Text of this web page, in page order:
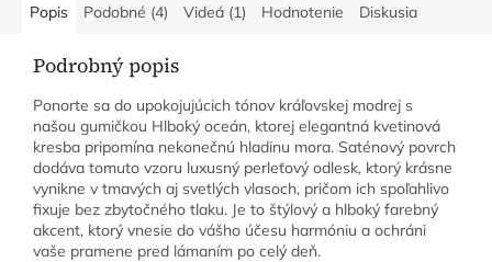
Popis Podobné (4) Videá (1) Hodnotenie Diskusia
Podrobný popis
Ponorte sa do upokojujúcich tónov kráľovskej modrej s
našou gumičkou Hlboký oceán, ktorej elegantná kvetinová
kresba pripomína nekonečnú hladinu mora. Saténový povrch
dodáva tomuto vzoru luxusný perleťový odlesk, ktorý krásne
vynikne v tmavých aj svetlých vlasoch, pričom ich spoľahlivo
fixuje bez zbytočného tlaku. Je to štýlový a hlboký farebný
akcent, ktorý vnesie do vášho účesu harmóniu a ochráni
vaše pramene pred lámaním po celý deň.